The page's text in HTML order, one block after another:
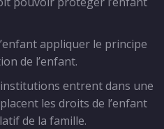
appliquer le principe
de l’enfant.
entrent dans une
les droits de l’enfant
de la famille.